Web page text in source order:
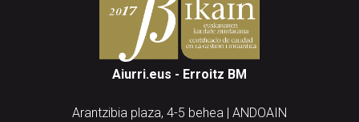
Aiurri.eus - Erroitz BM
Arantzibia plaza, 4-5 behea | ANDOAIN